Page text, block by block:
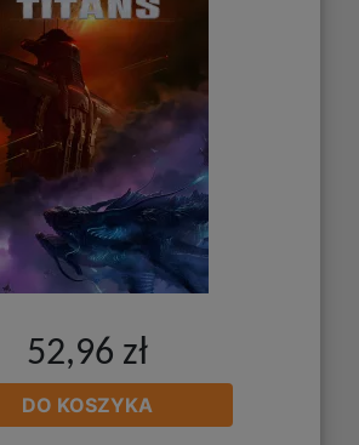
52,96 zł
DO KOSZYKA